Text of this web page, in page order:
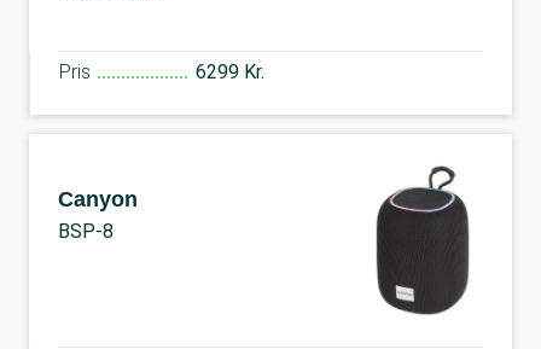
Pris 6299 Kr.
Canyon
BSP-8